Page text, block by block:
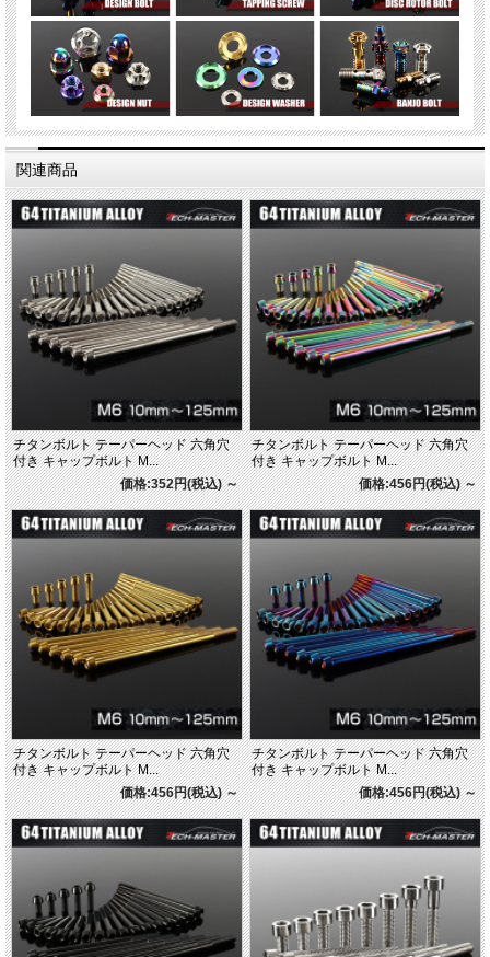
関連商品
チタンボルト テーパーヘッド 六角穴
付き キャップボルト M...
価格:352円(税込)～
チタンボルト テーパーヘッド 六角穴
付き キャップボルト M...
価格:456円(税込)～
チタンボルト テーパーヘッド 六角穴
付き キャップボルト M...
価格:456円(税込)～
チタンボルト テーパーヘッド 六角穴
付き キャップボルト M...
価格:456円(税込)～